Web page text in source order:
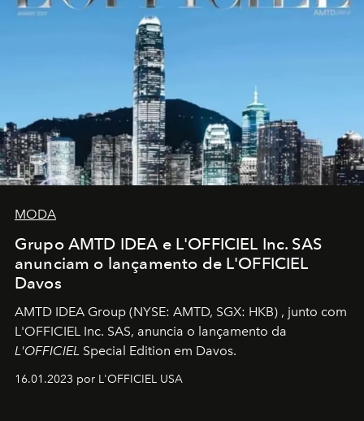
MODA
Grupo AMTD IDEA e L'OFFICIEL Inc. SAS
anunciam o lançamento de L'OFFICIEL
Davos
AMTD IDEA Group (NYSE: AMTD, SGX: HKB) , junto com
L'OFFICIEL Inc. SAS, anuncia o lançamento da
L'OFFICIEL Special Edition em Davos.
16.01.2023 por L'OFFICIEL USA